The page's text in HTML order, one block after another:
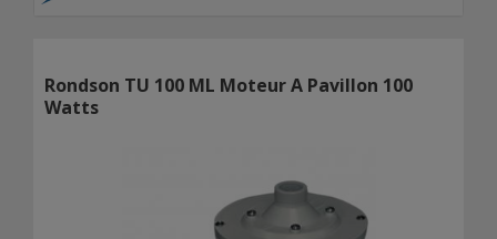
Rondson TU 100 ML Moteur A Pavillon 100
Watts